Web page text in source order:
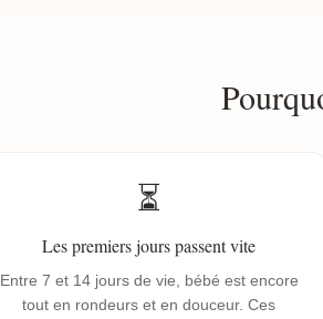
⏳
Les premiers jours passent vite
Entre 7 et 14 jours de vie, bébé est encore
tout en rondeurs et en douceur. Ces